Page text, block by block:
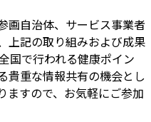
画自治体、サービス事業者
上記の取り組みおよび成果
国で行われる健康ポイン
貴重な情報共有の機会とし
ますので、お気軽にご参加